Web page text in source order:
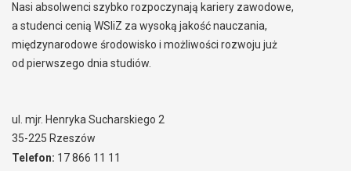
Nasi absolwenci szybko rozpoczynają kariery zawodowe,
a studenci cenią WSIiZ za wysoką jakość nauczania,
międzynarodowe środowisko i możliwości rozwoju już
od pierwszego dnia studiów.
ul. mjr. Henryka Sucharskiego 2
35-225 Rzeszów
Telefon: 17 866 11 11